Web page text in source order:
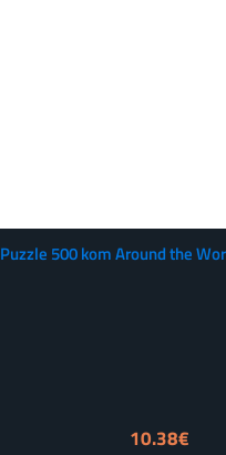
Puzzle 500 kom Around the
10.38€